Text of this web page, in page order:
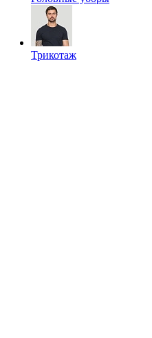
Трикотаж